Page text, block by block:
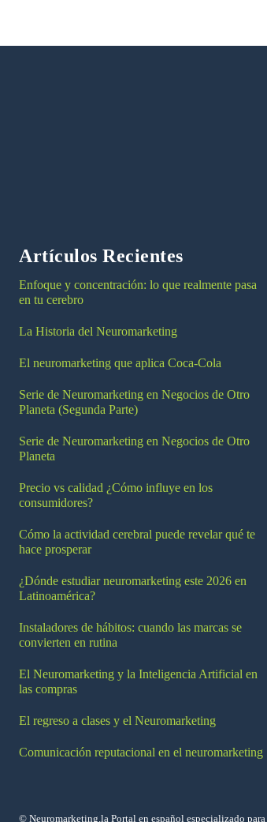
Artículos Recientes
Enfoque y concentración: lo que realmente pasa
en tu cerebro
La Historia del Neuromarketing
El neuromarketing que aplica Coca-Cola
Serie de Neuromarketing en Negocios de Otro
Planeta (Segunda Parte)
Serie de Neuromarketing en Negocios de Otro
Planeta
Precio vs calidad ¿Cómo influye en los
consumidores?
Cómo la actividad cerebral puede revelar qué te
hace prosperar
¿Dónde estudiar neuromarketing este 2026 en
Latinoamérica?
Instaladores de hábitos: cuando las marcas se
convierten en rutina
El Neuromarketing y la Inteligencia Artificial en
las compras
El regreso a clases y el Neuromarketing
Comunicación reputacional en el neuromarketing
© Neuromarketing.la Portal en español especializado